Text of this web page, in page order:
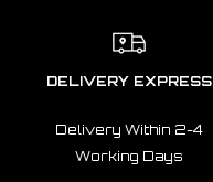
DELIVERY EXPRESS
Delivery Within 2-4
Working Days